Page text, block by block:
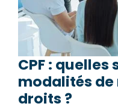
CPF :
modalités
droits ?